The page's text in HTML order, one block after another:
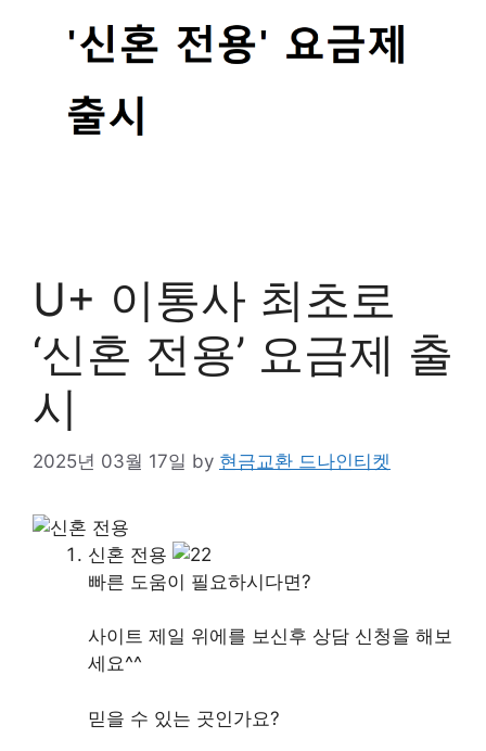
U+ 이통사 최초로
‘신혼 전용’ 요금제 출
시
2025년 03월 17일 by 현금교환 드나인티켓
신혼 전용
빠른 도움이 필요하시다면?
사이트 제일 위에를 보신후 상담 신청을 해보
세요^^
믿을 수 있는 곳인가요?